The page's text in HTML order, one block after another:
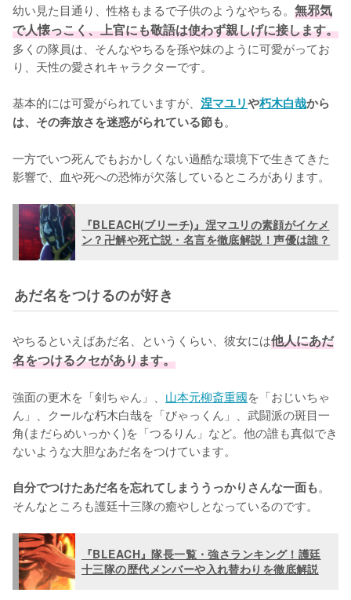
幼い見た目通り、性格もまるで子供のようなやちる。 無邪気
で人懐っこく、上官にも敬語は使わず親しげに接します。
多くの隊員は、そんなやちるを孫や妹のように可愛がってお
り、天性の愛されキャラクターです。
基本的には可愛がられていますが、 涅マユリや朽木白哉から
は、その奔放さを迷惑がられている節も。
一方でいつ死んでもおかしくない過酷な環境下で生きてきた
影響で、血や死への恐怖が欠落しているところがあります。
『BLEACH(ブリーチ)』涅マユリの素顔がイケメ
ン？卍解や死亡説・名言を徹底解説！声優は誰？
あだ名をつけるのが好き
やちるといえばあだ名、というくらい、彼女には他人にあだ
名をつけるクセがあります。
強面の更木を「剣ちゃん」、 山本元柳斎重國を「おじいちゃ
ん」、クールな朽木白哉を「びゃっくん」、武闘派の斑目一
角(まだらめいっかく)を「つるりん」など。他の誰も真似でき
ないような大胆なあだ名をつけています。
自分でつけたあだ名を忘れてしまううっかりさんな一面も。
そんなところも護廷十三隊の癒やしとなっているのです。
『BLEACH』隊長一覧・強さランキング！護廷
十三隊の歴代メンバーや入れ替わりを徹底解説